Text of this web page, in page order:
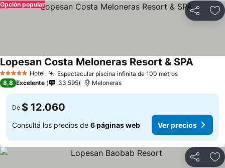
Compartir
Opción popular
5 Estrellas Hotel Espectacular piscina infinita de 100 metrosVer precios
Lopesan Costa Meloneras Resort & SPAVer
8,8 Excelente 33.595 Meloneras
De $ 12.060
Consultá los precios de 6 páginas web Ver precios
Compartir